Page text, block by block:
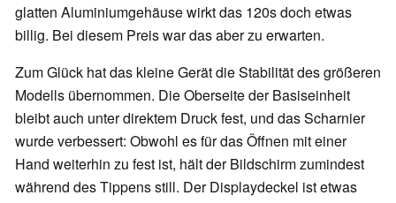
glatten Aluminiumgehäuse wirkt das 120s doch etwas
billig. Bei diesem Preis war das aber zu erwarten.
Zum Glück hat das kleine Gerät die Stabilität des größeren
Modells übernommen. Die Oberseite der Basiseinheit
bleibt auch unter direktem Druck fest, und das Scharnier
wurde verbessert: Obwohl es für das Öffnen mit einer
Hand weiterhin zu fest ist, hält der Bildschirm zumindest
während des Tippens still. Der Displaydeckel ist etwas